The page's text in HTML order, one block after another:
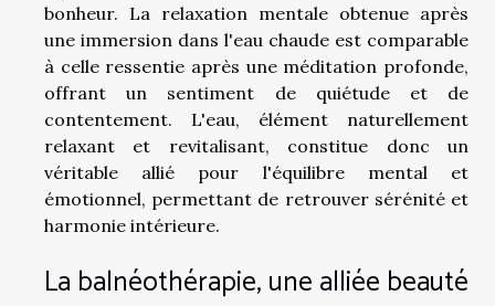
bonheur. La relaxation mentale obtenue après
une immersion dans l'eau chaude est comparable
à celle ressentie après une méditation profonde,
offrant un sentiment de quiétude et de
contentement. L'eau, élément naturellement
relaxant et revitalisant, constitue donc un
véritable allié pour l'équilibre mental et
émotionnel, permettant de retrouver sérénité et
harmonie intérieure.
La balnéothérapie, une alliée beauté